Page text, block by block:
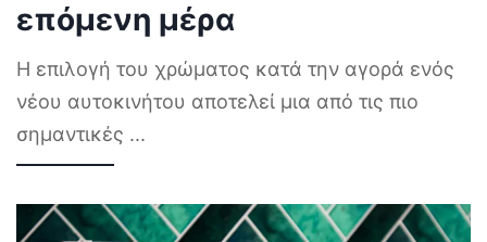
επόμενη μέρα
Η επιλογή του χρώματος κατά την αγορά ενός
νέου αυτοκινήτου αποτελεί μια από τις πιο
σημαντικές ...